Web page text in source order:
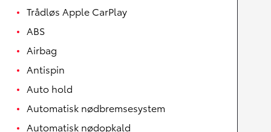
Trådløs Apple CarPlay
ABS
Airbag
Antispin
Auto hold
Automatisk nødbremsesystem
Automatisk nødopkald